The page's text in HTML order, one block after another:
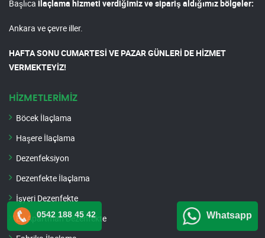
Başlıca ilaçlama hizmeti verdiğimiz ve sipariş aldığımız bölgeler:
Ankara ve çevre iller.
HAFTA SONU CUMARTESİ VE PAZAR GÜNLERİ DE HİZMET
VERMEKTEYİZ!
HİZMETLERİMİZ
Böcek İlaçlama
Haşere İlaçlama
Dezenfeksiyon
Dezenfekte İlaçlama
İşyeri Dezenfekte
Ev Apartman Dezenfekte
0542 188 45 42 Whatsapp